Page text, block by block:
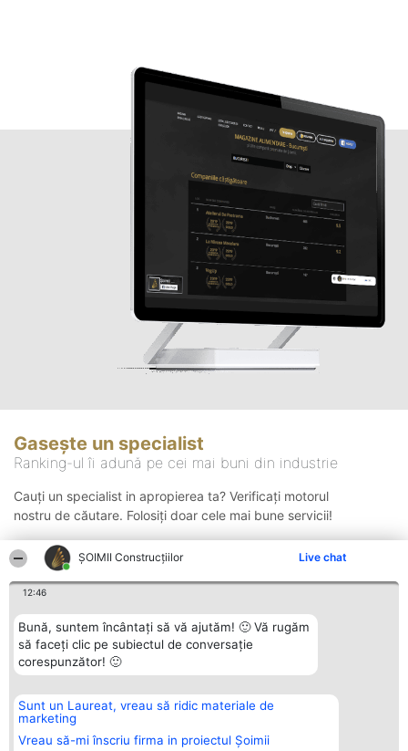
ȘOIMII Construcțiilor Live chat
12:46
Bună, suntem încântați să vă ajutăm! 🙂 Vă rugăm
să faceți clic pe subiectul de conversație
corespunzător! 🙂
Sunt un Laureat, vreau să ridic materiale de
marketing
Vreau să-mi înscriu firma in proiectul Șoimii
Gasește un specialist
Ranking-ul îi adună pe cei mai buni din industrie
Cauți un specialist in apropierea ta? Verificați motorul
nostru de căutare. Folosiți doar cele mai bune servicii!
Organizator Ranking
BRIGHT SOLUTIONS BR SRL
Aleea Timisul De Sus 2 Bl. A30
Sc. A Et. 4 Ap. 13 Cod 061952
Plebiscyt
Lista Tuturor
Laureaților
Contact